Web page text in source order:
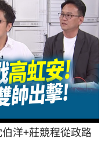
伯洋+莊競程從政路